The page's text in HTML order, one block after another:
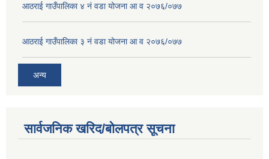
आठराई गाउँपालिका ४ नं वडा योजना आ व २०७६/०७७
आठराई गाउँपालिका ३ नं वडा योजना आ व २०७६/०७७
अन्य
सार्वजनिक खरिद/बोलपत्र सूचना